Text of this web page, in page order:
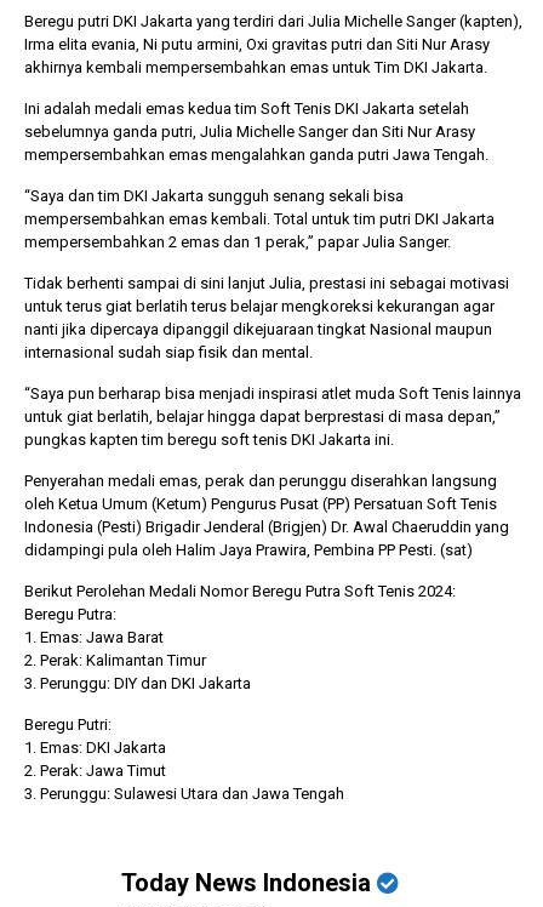
Beregu putri DKI Jakarta yang terdiri dari Julia Michelle Sanger (kapten),
Irma elita evania, Ni putu armini, Oxi gravitas putri dan Siti Nur Arasy
akhirnya kembali mempersembahkan emas untuk Tim DKI Jakarta.
Ini adalah medali emas kedua tim Soft Tenis DKI Jakarta setelah
sebelumnya ganda putri, Julia Michelle Sanger dan Siti Nur Arasy
mempersembahkan emas mengalahkan ganda putri Jawa Tengah.
“Saya dan tim DKI Jakarta sungguh senang sekali bisa
mempersembahkan emas kembali. Total untuk tim putri DKI Jakarta
mempersembahkan 2 emas dan 1 perak,” papar Julia Sanger.
Tidak berhenti sampai di sini lanjut Julia, prestasi ini sebagai motivasi
untuk terus giat berlatih terus belajar mengkoreksi kekurangan agar
nanti jika dipercaya dipanggil dikejuaraan tingkat Nasional maupun
internasional sudah siap fisik dan mental.
“Saya pun berharap bisa menjadi inspirasi atlet muda Soft Tenis lainnya
untuk giat berlatih, belajar hingga dapat berprestasi di masa depan,”
pungkas kapten tim beregu soft tenis DKI Jakarta ini.
Penyerahan medali emas, perak dan perunggu diserahkan langsung
oleh Ketua Umum (Ketum) Pengurus Pusat (PP) Persatuan Soft Tenis
Indonesia (Pesti) Brigadir Jenderal (Brigjen) Dr. Awal Chaeruddin yang
didampingi pula oleh Halim Jaya Prawira, Pembina PP Pesti. (sat)
Berikut Perolehan Medali Nomor Beregu Putra Soft Tenis 2024:
Beregu Putra:
1. Emas: Jawa Barat
2. Perak: Kalimantan Timur
3. Perunggu: DIY dan DKI Jakarta
Beregu Putri:
1. Emas: DKI Jakarta
2. Perak: Jawa Timut
3. Perunggu: Sulawesi Utara dan Jawa Tengah
Today News Indonesia